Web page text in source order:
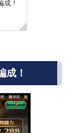
！
成！